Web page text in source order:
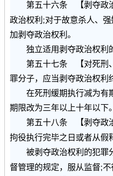
第五十六条 【剥夺政治
政治权利 ;对于故意杀人、
加剥夺政治权利。
独立适用剥夺政治权利
第五十七条 【对死刑、
罪分子，应当剥夺政治权利
在死刑缓期执行减为有期
期限改为三年以上十年以下
第五十八条 【剥夺政治
拘役执行完毕之日或者从假
被剥夺政治权利的犯罪分
督管理的规定，服从监督;